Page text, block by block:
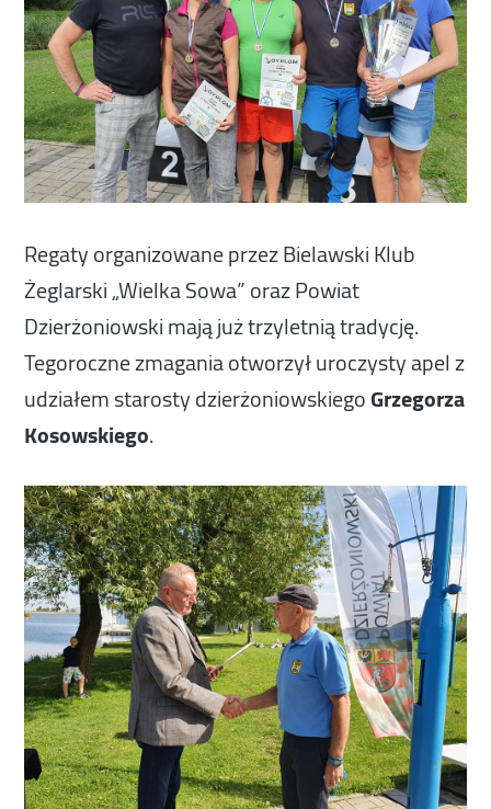
Regaty organizowane przez Bielawski Klub
Żeglarski „Wielka Sowa” oraz Powiat
Dzierżoniowski mają już trzyletnią tradycję.
Tegoroczne zmagania otworzył uroczysty apel z
udziałem starosty dzierżoniowskiegoGrzegorza
Kosowskiego.